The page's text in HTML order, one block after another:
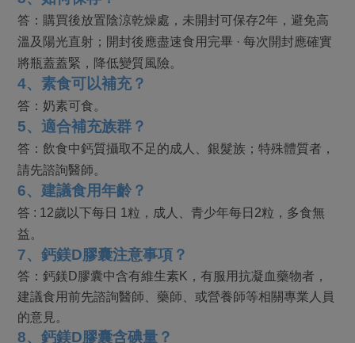
答：購買後放置陰涼乾燥處，未開封可保存2年，避免高
溫及陽光直射；開封後應盡速食用完畢 · 每次開封應確實
將瓶蓋蓋緊，降低變質風險。
4、素食可以補充？
答：奶素可食。
5、適合補充族群？
答：飲食中鈣質攝取不足的成人、銀髮族；特殊體質者，
請先諮詢醫師。
6、建議食用年齡？
答 : 12歲以下每日 1粒，成人、青少年每日2粒，多食無
益。
7、鈣鎂D膠囊注意事項？
答：鈣鎂D膠囊中含有維生素K，有服用抗凝血藥物者，
建議食用前先諮詢醫師、藥師、或營養師等相關專業人員
的意見。
8、鈣鎂D膠囊含碘量？